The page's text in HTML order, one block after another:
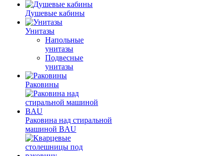
Душевые кабины
Унитазы
Напольные
унитазы
Подвесные
унитазы
Раковины
Раковина над стиральной
машиной BAU